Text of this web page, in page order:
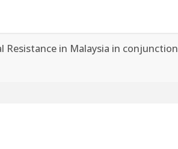
in Malaysia in conjunction